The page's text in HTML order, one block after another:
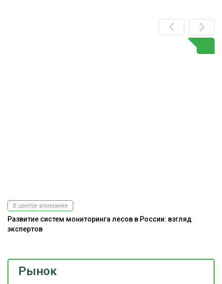
Рынок
В центре внимания
Развитие систем мониторинга лесов в России: взгляд
экспертов